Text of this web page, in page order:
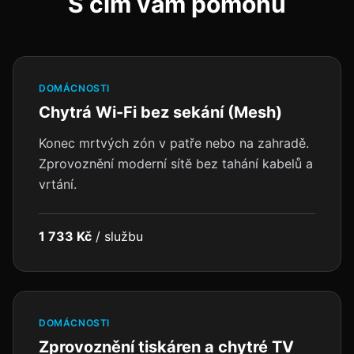
DOMÁCNOSTI
Chytrá Wi-Fi bez sekání (Mesh)
Konec mrtvých zón v patře nebo na zahradě.
Zprovoznění moderní sítě bez tahání kabelů a
vrtání.
1 733 Kč / službu
DOMÁCNOSTI
Zprovoznění tiskáren a chytré TV